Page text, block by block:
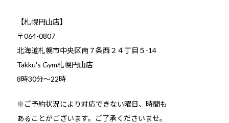
【札幌円山店】
〒064-0807
北海道札幌市中央区南７条西２４丁目５-14
Takku's Gym札幌円山店
8時30分～22時
※ご予約状況により対応できない曜日、時間も
あることがございます。ご了承くださいませ。